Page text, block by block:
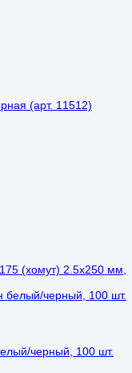
(арт. 11512)
(хомут) 2.5x250 мм,
черный, 100 шт.